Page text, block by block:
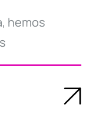
hemos